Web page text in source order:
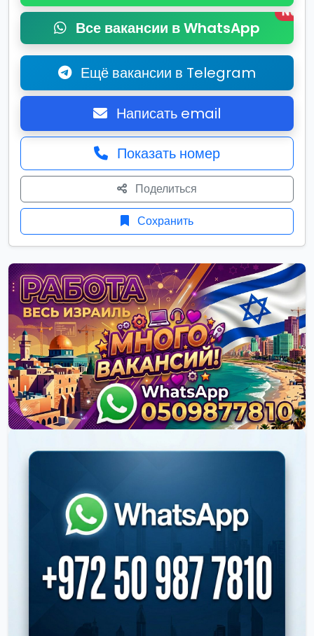
Все вакансии в WhatsApp
New
Ещё вакансии в Telegram
Написать email
Показать номер
Поделиться
Сохранить